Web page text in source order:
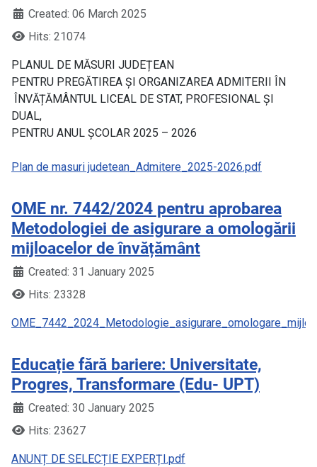
Created: 06 March 2025
Hits: 21074
PLANUL DE MĂSURI JUDEȚEAN
PENTRU PREGĂTIREA ȘI ORGANIZAREA ADMITERII ÎN
ÎNVĂȚĂMÂNTUL LICEAL DE STAT, PROFESIONAL ȘI
DUAL,
PENTRU ANUL ȘCOLAR 2025 – 2026
Plan de masuri judetean_Admitere_2025-2026.pdf
OME nr. 7442/2024 pentru aprobarea
Metodologiei de asigurare a omologării
mijloacelor de învățământ
Created: 31 January 2025
Hits: 23328
Educație fără bariere: Universitate,
Progres, Transformare (Edu- UPT)
Created: 30 January 2025
Hits: 23627
ANUNȚ DE SELECȚIE EXPERȚI.pdf